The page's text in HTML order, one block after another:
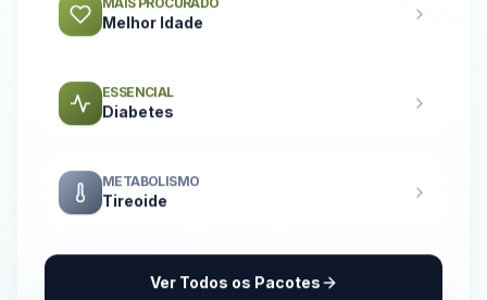
MAIS PROCURADO
Melhor Idade
ESSENCIAL
Diabetes
METABOLISMO
Tireoide
Ver Todos os Pacotes